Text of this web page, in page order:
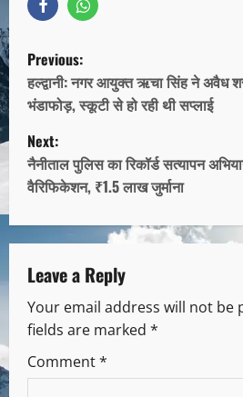
Previous:
हल्द्वानी: नगर आयुक्त ऋचा सिंह ने अवैध
भंडाफोड़, स्कूटी से हो रही थी सप्लाई
Next:
नैनीताल पुलिस का रिकॉर्ड सत्यापन
वैरिफिकेशन, ₹1.5 लाख जुर्माना
Leave a Reply
Your email address will not be
fields are marked *
Comment*